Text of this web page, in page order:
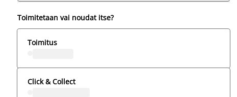
Toimitetaan vai noudat itse?
Toimitus
Click & Collect